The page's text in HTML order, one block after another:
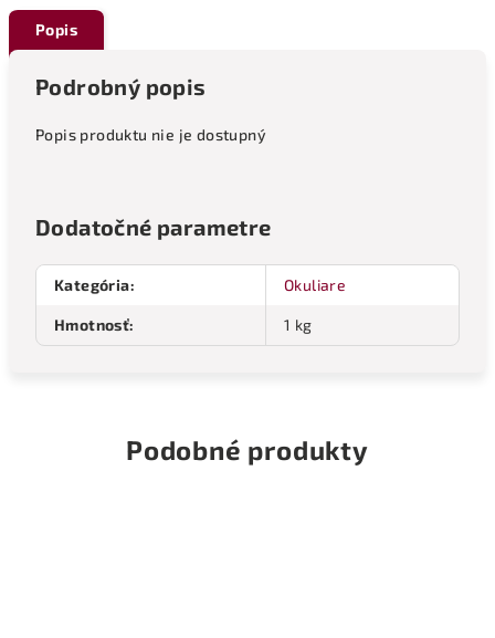
Popis
Podrobný popis
Popis produktu nie je dostupný
Dodatočné parametre
Kategória: Okuliare
Hmotnosť: 1 kg
Podobné produkty